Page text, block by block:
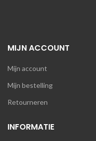
MIJN ACCOUNT
Mijn account
Mijn bestelling
Retourneren
INFORMATIE